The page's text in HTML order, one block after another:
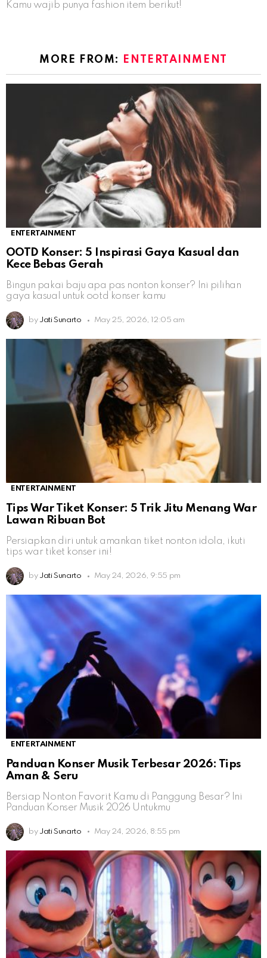
Kamu wajib punya fashion item berikut!
MORE FROM: ENTERTAINMENT
ENTERTAINMENT
OOTD Konser: 5 Inspirasi Gaya Kasual dan
Kece Bebas Gerah
Bingun pakai baju apa pas nonton konser? Ini pilihan
gaya kasual untuk ootd konser kamu
by Jati Sunarto May 25, 2026, 12:05 am
ENTERTAINMENT
Tips War Tiket Konser: 5 Trik Jitu Menang War
Lawan Ribuan Bot
Persiapkan diri untuk amankan tiket nonton idola, ikuti
tips war tiket konser ini!
by Jati Sunarto May 24, 2026, 9:55 pm
ENTERTAINMENT
Panduan Konser Musik Terbesar 2026: Tips
Aman & Seru
Bersiap Nonton Favorit Kamu di Panggung Besar? Ini
Panduan Konser Musik 2026 Untukmu
by Jati Sunarto May 24, 2026, 8:55 pm